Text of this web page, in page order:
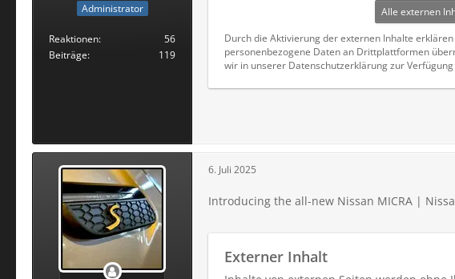
Administrator
Reaktionen
56
Beiträge
119
Alle externen
Durch die Aktivierung der externen Inhalte
personenbezogene Daten an Drittplattformen
wir in unserer Datenschutzerklärung zur
6. Juli 2025
Introducing the all-new Nissan MICRA |
Externer Inhalt